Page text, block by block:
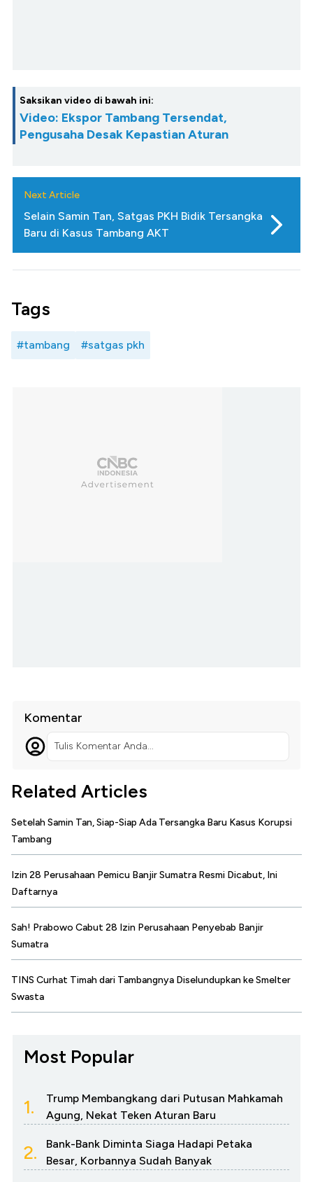
Saksikan video di bawah ini:
Video: Ekspor Tambang Tersendat,
Pengusaha Desak Kepastian Aturan
Next Article
Selain Samin Tan, Satgas PKH Bidik Tersangka
Baru di Kasus Tambang AKT
Tags
#tambang #satgas pkh
Komentar
Tulis Komentar Anda...
Related Articles
Setelah Samin Tan, Siap-Siap Ada Tersangka Baru Kasus Korupsi
Tambang
Izin 28 Perusahaan Pemicu Banjir Sumatra Resmi Dicabut, Ini
Daftarnya
Sah! Prabowo Cabut 28 Izin Perusahaan Penyebab Banjir
Sumatra
TINS Curhat Timah dari Tambangnya Diselundupkan ke Smelter
Swasta
Most Popular
1.
Trump Membangkang dari Putusan Mahkamah
Agung, Nekat Teken Aturan Baru
2.
Bank-Bank Diminta Siaga Hadapi Petaka
Besar, Korbannya Sudah Banyak